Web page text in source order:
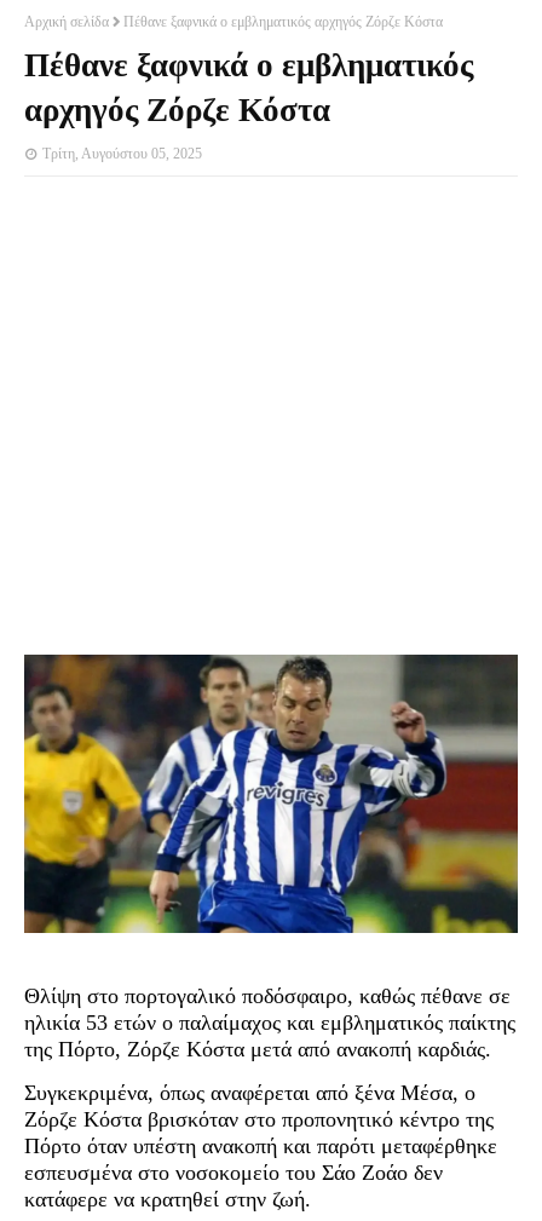
Αρχική σελίδα Πέθανε ξαφνικά ο εμβληματικός αρχηγός Ζόρζε Κόστα
Πέθανε ξαφνικά ο εμβληματικός
αρχηγός Ζόρζε Κόστα
Τρίτη, Αυγούστου 05, 2025
Θλίψη στο πορτογαλικό ποδόσφαιρο, καθώς πέθανε σε
ηλικία 53 ετών ο παλαίμαχος και εμβληματικός παίκτης
της Πόρτο, Ζόρζε Κόστα μετά από ανακοπή καρδιάς.
Συγκεκριμένα, όπως αναφέρεται από ξένα Μέσα, ο
Ζόρζε Κόστα βρισκόταν στο προπονητικό κέντρο της
Πόρτο όταν υπέστη ανακοπή και παρότι μεταφέρθηκε
εσπευσμένα στο νοσοκομείο του Σάο Ζοάο δεν
κατάφερε να κρατηθεί στην ζωή.